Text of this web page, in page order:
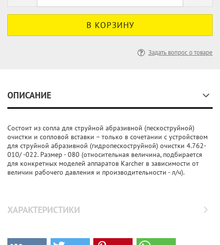
Задать вопрос о товаре
ОПИСАНИЕ
Состоит из сопла для струйной абразивной (пескоструйной)
очистки и сопловой вставки – только в сочетании с устройством
для струйной абразивной (гидропескоструйной) очистки 4.762-
010/ -022. Размер - 080 (относительная величина, подбирается
для конкретных моделей аппаратов Karcher в зависимости от
величин рабочего давления и производительности - л/ч).
ХАРАКТЕРИСТИКИ